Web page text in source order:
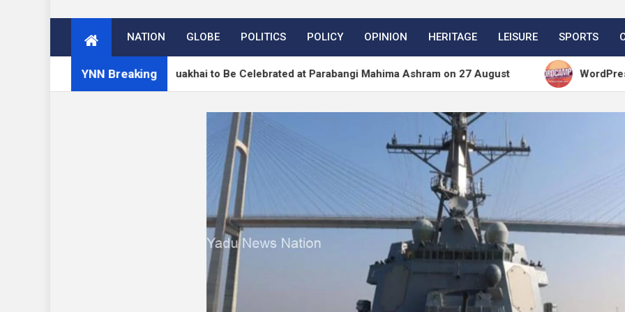
NATION GLOBE POLITICS POLICY OPINION HERITAGE LEISURE SPORTS
YNN Breaking
Nuakhai to Be Celebrated at Parabangi Mahima Ashram on 27 August WordPress.org blog: